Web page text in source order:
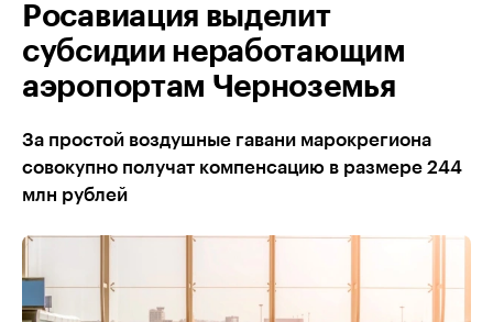
Росавиация выделит
субсидии неработающим
аэропортам Черноземья
За простой воздушные гавани марокрегиона
совокупно получат компенсацию в размере 244
млн рублей